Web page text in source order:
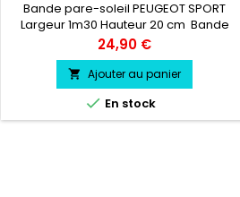
Bande pare-soleil PEUGEOT SPORT
Largeur 1m30 Hauteur 20 cm Bande
Pare soleil couleur au choix Logo
PEUGEOT SPORT couleur au choix
Prix
24,90 €
 Ajouter au panier
 En stock